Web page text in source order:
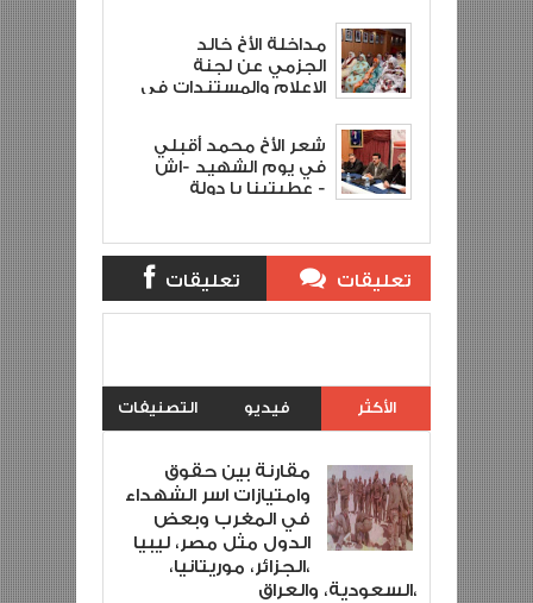
مداخلة الأخ خالد
الجزمي عن لجنة
الاعلام والمستندات في
شعر الأخ محمد أقبلي
في يوم الشهيد -اش
عطيتينا يا دولة -
تعليقات
تعليقات
الأكثر
فيديو التصنيفات
مقارنة بين حقوق
وامتيازات اسر الشهداء
في المغرب وبعض
الدول مثل مصر، ليبيا
،الجزائر، موريتانيا،
السعودية، والعراق،